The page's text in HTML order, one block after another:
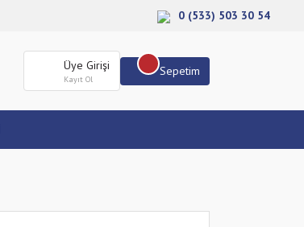
0 (533) 503 30 54
Üye Girişi
Kayıt Ol
Sepetim